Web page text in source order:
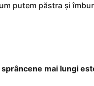
putem păstra și
sprâncene mai lungi